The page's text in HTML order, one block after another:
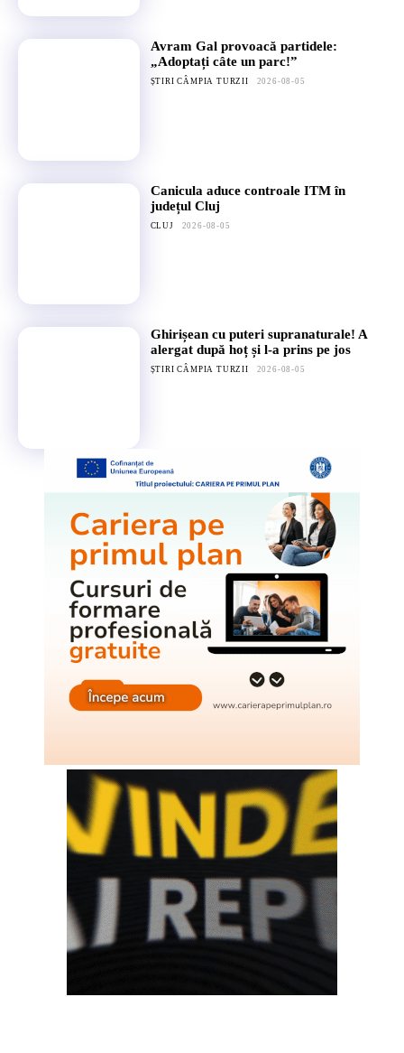
Avram Gal provoacă partidele:
„Adoptați câte un parc!”
ȘTIRI CÂMPIA TURZII 2026-08-05
Canicula aduce controale ITM în
județul Cluj
CLUJ 2026-08-05
Ghirișean cu puteri supranaturale! A
alergat după hoț și l-a prins pe jos
ȘTIRI CÂMPIA TURZII 2026-08-05